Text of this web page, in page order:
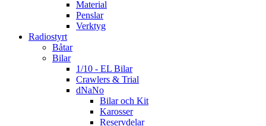
Material
Penslar
Verktyg
Radiostyrt
Båtar
Bilar
1/10 - EL Bilar
Crawlers & Trial
dNaNo
Bilar och Kit
Karosser
Reservdelar